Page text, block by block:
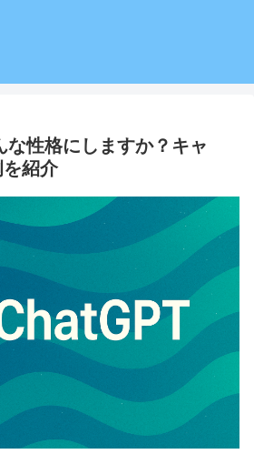
な性格にしますか？キャ
紹介